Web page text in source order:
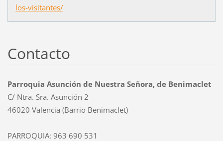
los-visitantes/
Contacto
Parroquia Asunción de Nuestra Señora, de Benimaclet
C/ Ntra. Sra. Asunción 2
46020 Valencia (Barrio Benimaclet)
PARROQUIA: 963 690 531